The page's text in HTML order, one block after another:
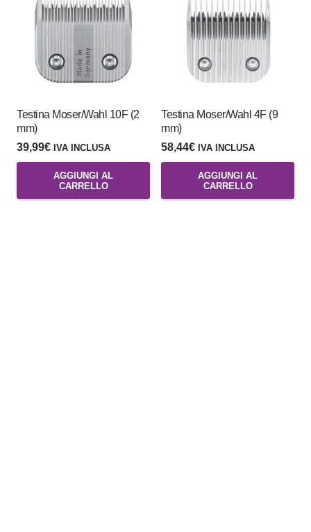
Testina Moser/Wahl 10F (2
mm)
39,99€ IVA INCLUSA
AGGIUNGI AL
CARRELLO
Testina Moser/Wahl 4F (9
mm)
58,44€ IVA INCLUSA
AGGIUNGI AL
CARRELLO